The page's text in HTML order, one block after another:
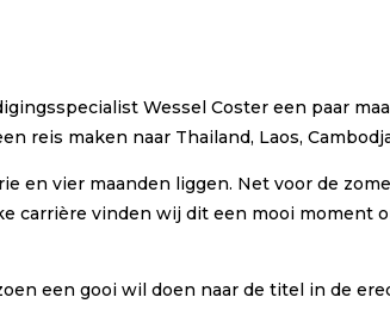
Wessel Coster een paar
reis maken naar Thailand, Laos,
en vier maanden liggen. Net voor de
carrière vinden wij dit een mooi moment
een gooi wil doen naar de titel in de